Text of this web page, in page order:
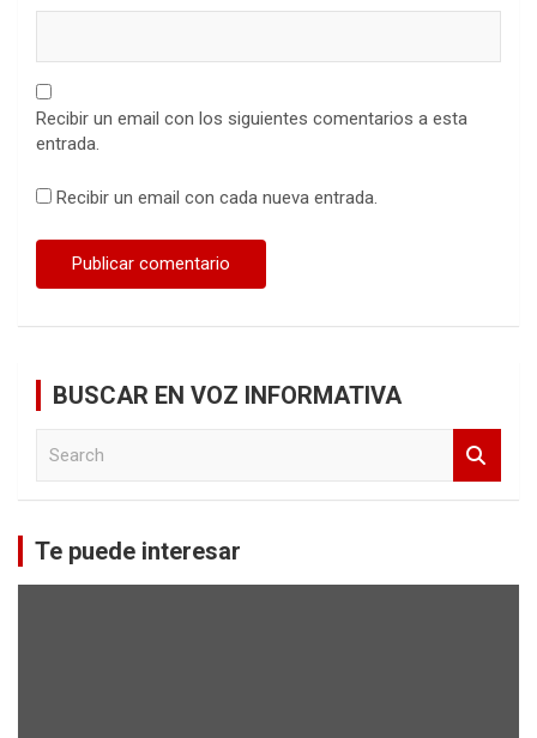
Recibir un email con los siguientes comentarios a esta
entrada.
Recibir un email con cada nueva entrada.
BUSCAR EN VOZ INFORMATIVA
c
h
Te puede interesar